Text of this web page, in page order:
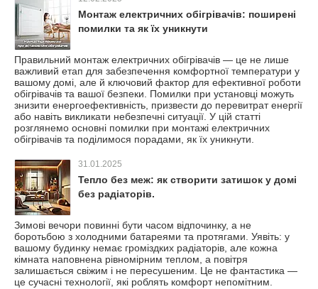
Монтаж електричних обігрівачів: поширені
помилки та як їх уникнути
Правильний монтаж електричних обігрівачів — це не лише
важливий етап для забезпечення комфортної температури у
вашому домі, але й ключовий фактор для ефективної роботи
обігрівачів та вашої безпеки. Помилки при установці можуть
знизити енергоефективність, призвести до перевитрат енергії
або навіть викликати небезпечні ситуації. У цій статті
розглянемо основні помилки при монтажі електричних
обігрівачів та поділимося порадами, як їх уникнути.
31.01.2025
Тепло без меж: як створити затишок у домі
без радіаторів.
Зимові вечори повинні бути часом відпочинку, а не
боротьбою з холодними батареями та протягами. Уявіть: у
вашому будинку немає громіздких радіаторів, але кожна
кімната наповнена рівномірним теплом, а повітря
залишається свіжим і не пересушеним. Це не фантастика —
це сучасні технології, які роблять комфорт непомітним.